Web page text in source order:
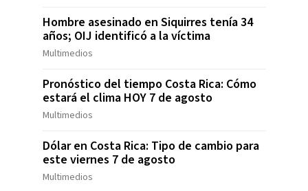
Hombre asesinado en Siquirres tenía 34
años; OIJ identificó a la víctima
Multimedios
Pronóstico del tiempo Costa Rica: Cómo
estará el clima HOY 7 de agosto
Multimedios
Dólar en Costa Rica: Tipo de cambio para
este viernes 7 de agosto
Multimedios